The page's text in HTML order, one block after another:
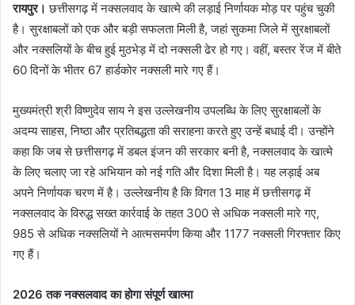
रायपुर। छत्तीसगढ़ में नक्सलवाद के खात्मे की लड़ाई निर्णायक मोड़ पर पहुंच चुकी
है। सुरक्षाबलों को एक और बड़ी सफलता मिली है, जहां सुकमा जिले में सुरक्षाबलों
और नक्सलियों के बीच हुई मुठभेड़ में दो नक्सली ढेर हो गए। वहीं, बस्तर रेंज में बीते
60 दिनों के भीतर 67 हार्डकोर नक्सली मारे गए हैं।
मुख्यमंत्री श्री विष्णुदेव साय ने इस उल्लेखनीय उपलब्धि के लिए सुरक्षाबलों के
अदम्य साहस, निष्ठा और प्रतिबद्धता की सराहना करते हुए उन्हें बधाई दी। उन्होंने
कहा कि जब से छत्तीसगढ़ में डबल इंजन की सरकार बनी है, नक्सलवाद के खात्मे
के लिए चलाए जा रहे अभियान को नई गति और दिशा मिली है। यह लड़ाई अब
अपने निर्णायक चरण में है। उल्लेखनीय है कि विगत 13 माह में छत्तीसगढ़ में
नक्सलवाद के विरुद्ध सख्त कार्रवाई के तहत 300 से अधिक नक्सली मारे गए,
985 से अधिक नक्सलियों ने आत्मसमर्पण किया और 1177 नक्सली गिरफ्तार किए
गए हैं।
2026 तक नक्सलवाद का होगा संपूर्ण खात्मा